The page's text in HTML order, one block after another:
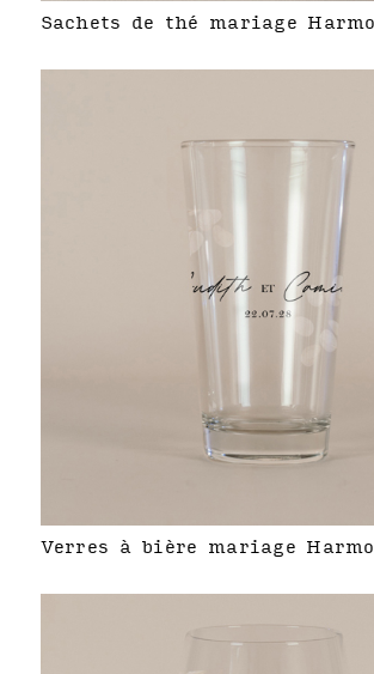
Sachets de thé mariage
Verres à bière mariage